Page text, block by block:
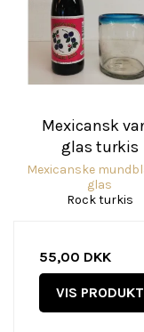
Mexicansk
glas turkis
Mexicanske
glas
Rock turkis
55,00 DKK
VIS PRODUKT